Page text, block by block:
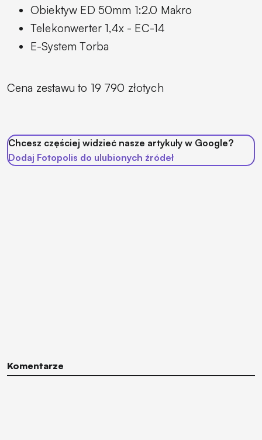
Obiektyw ED 50mm 1:2.0 Makro
Telekonwerter 1,4x - EC-14
E-System Torba
Cena zestawu to 19 790 złotych
Chcesz częściej widzieć nasze artykuły w Google?
Dodaj Fotopolis do ulubionych źródeł
Komentarze